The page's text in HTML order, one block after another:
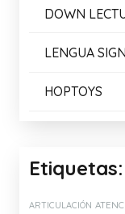
DOWN
LENGUA
HOPTOYS
Etiquetas:
ARTICULACIÓN